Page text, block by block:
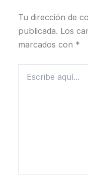
Tu dirección de
publicada. Los
marcados con *
aquí...